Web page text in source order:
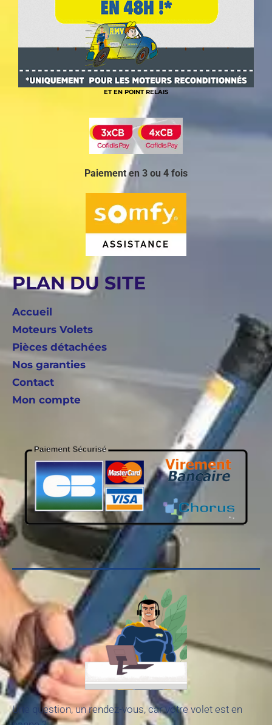
ET EN POINT RELAIS
Paiement en 3 ou 4 fois
PLAN DU SITE
Accueil
Moteurs Volets
Pièces détachées
Nos garanties
Contact
Mon compte
Une question, un rendez-vous, car votre volet est en